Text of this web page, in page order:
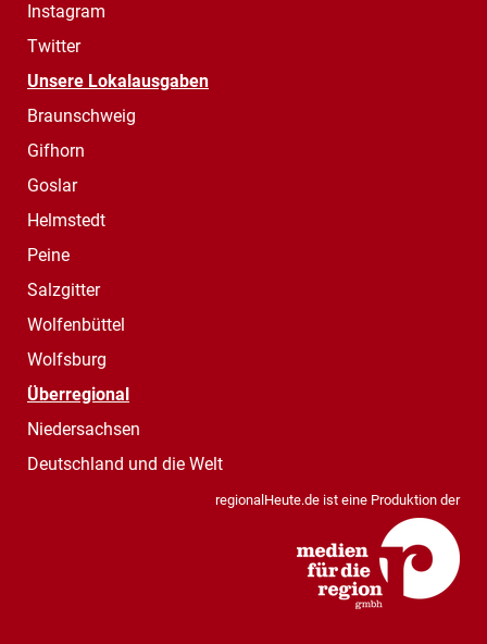
Instagram
Twitter
Unsere Lokalausgaben
Braunschweig
Gifhorn
Goslar
Helmstedt
Peine
Salzgitter
Wolfenbüttel
Wolfsburg
Überregional
Niedersachsen
Deutschland und die Welt
regionalHeute.de ist eine Produktion der